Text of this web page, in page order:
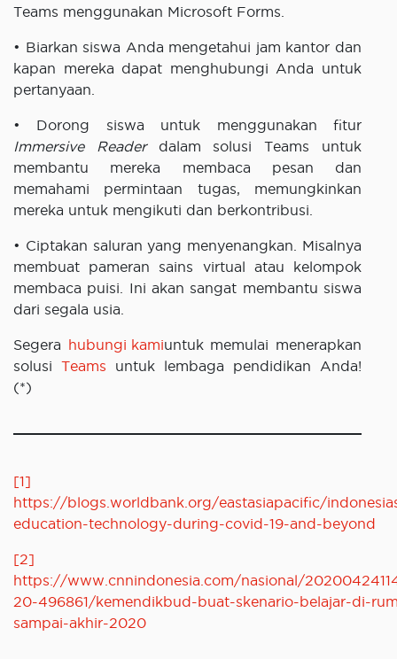
Teams menggunakan Microsoft Forms.
• Biarkan siswa Anda mengetahui jam kantor dan
kapan mereka dapat menghubungi Anda untuk
pertanyaan.
• Dorong siswa untuk menggunakan fitur
Immersive Readerdalam solusi Teams untuk
membantu mereka membaca pesan dan
memahami permintaan tugas, memungkinkan
mereka untuk mengikuti dan berkontribusi.
• Ciptakan saluran yang menyenangkan. Misalnya
membuat pameran sains virtual atau kelompok
membaca puisi. Ini akan sangat membantu siswa
dari segala usia.
Segera hubungi kamiuntuk memulai menerapkan
solusi Teams untuk lembaga pendidikan Anda!
(*)
[1]
https://blogs.worldbank.org/eastasiapacific/
education-technology-during-covid-19-and-beyond
[2]
https://www.cnnindonesia.com/nasional/
20-496861/kemendikbud-buat-skenario-belajar-di-
sampai-akhir-2020